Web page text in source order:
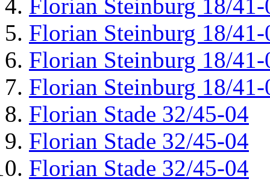
Florian Steinburg 18/41-
Florian Steinburg 18/41-
Florian Steinburg 18/41-
Florian Steinburg 18/41-
Florian Stade 32/45-04
Florian Stade 32/45-04
Florian Stade 32/45-04